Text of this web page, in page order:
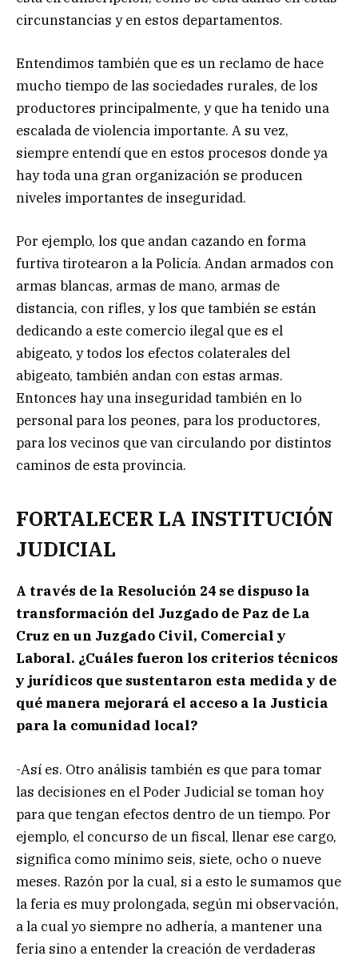
circunstancias y en estos departamentos.
Entendimos también que es un reclamo de hace
mucho tiempo de las sociedades rurales, de los
productores principalmente, y que ha tenido una
escalada de violencia importante. A su vez,
siempre entendí que en estos procesos donde ya
hay toda una gran organización se producen
niveles importantes de inseguridad.
Por ejemplo, los que andan cazando en forma
furtiva tirotearon a la Policía. Andan armados con
armas blancas, armas de mano, armas de
distancia, con rifles, y los que también se están
dedicando a este comercio ilegal que es el
abigeato, y todos los efectos colaterales del
abigeato, también andan con estas armas.
Entonces hay una inseguridad también en lo
personal para los peones, para los productores,
para los vecinos que van circulando por distintos
caminos de esta provincia.
FORTALECER LA INSTITUCIÓN
JUDICIAL
A través de la Resolución 24 se dispuso la
transformación del Juzgado de Paz de La
Cruz en un Juzgado Civil, Comercial y
Laboral. ¿Cuáles fueron los criterios técnicos
y jurídicos que sustentaron esta medida y de
qué manera mejorará el acceso a la Justicia
para la comunidad local?
-Así es. Otro análisis también es que para tomar
las decisiones en el Poder Judicial se toman hoy
para que tengan efectos dentro de un tiempo. Por
ejemplo, el concurso de un fiscal, llenar ese cargo,
significa como mínimo seis, siete, ocho o nueve
meses. Razón por la cual, si a esto le sumamos que
la feria es muy prolongada, según mi observación,
a la cual yo siempre no adhería, a mantener una
feria sino a entender la creación de verdaderas